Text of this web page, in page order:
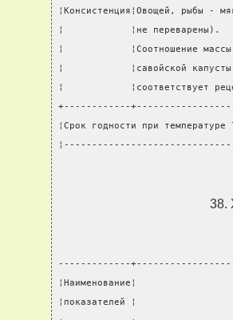
¦Консистенция¦Овощей, рыбы -
¦            ¦не
¦            ¦Соотношение массы
¦            ¦савойской
¦
+------------
¦Срок годности при
38.
-------------
¦Наименование¦
¦показателей ¦